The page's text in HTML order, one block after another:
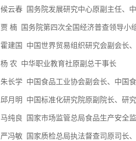
候云春 国务院发展研究中心原副主任、
贾 楠 国务院第四次全国经济普查领导小
霍建国 中国世界贸易组织研究会副会长
杨 农 中华职业教育社原副总干事长
朱长学 中国食品工业协会副会长、中国
邱月明 中国标准化研究院原副院长、研
马纯良 国家市场监管总局食品生产安全
严冯敏 国家质检总局执法督查司原司长